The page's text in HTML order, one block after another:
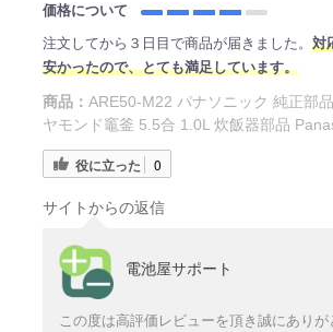
価格について
注文してから３日目で商品が届きました。 対
安かったので、とても満足しています。
商品： ARE50-M22 パナソニック 純正部
ヤモンド竈釜 5.5合 1.0L 炊飯器部品
役に立った 0
サイトからの返信
電池屋サポート
この度は高評価レビューを頂き誠にありが